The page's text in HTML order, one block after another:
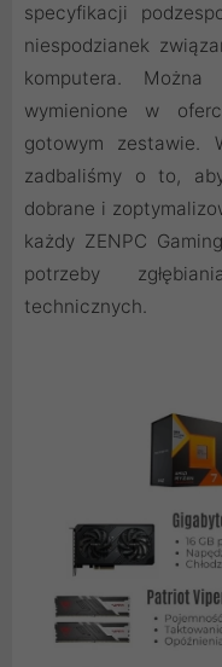
specyfikacji
niespodzianek
komputera.
wymienione w
gotowym zestawie.
zadbaliśmy o to,
dobrane i
każdy ZENPC
potrzeby
technicznych.